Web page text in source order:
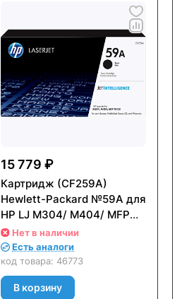
15 779 ₽
Картридж (CF259A)
Hewlett-Packard №59A для
НР LJ M304/ M404/ MFP
M428 (3000стр.) Черный
(Black) Оригинальный
Нет в наличии
Есть аналоги
код товара: 46773
В корзину